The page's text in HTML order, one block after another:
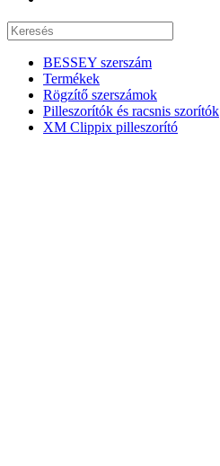
BESSEY szerszám
Termékek
Rögzítő szerszámok
Pilleszorítók és racsnis szorítók
XM Clippix pilleszorító